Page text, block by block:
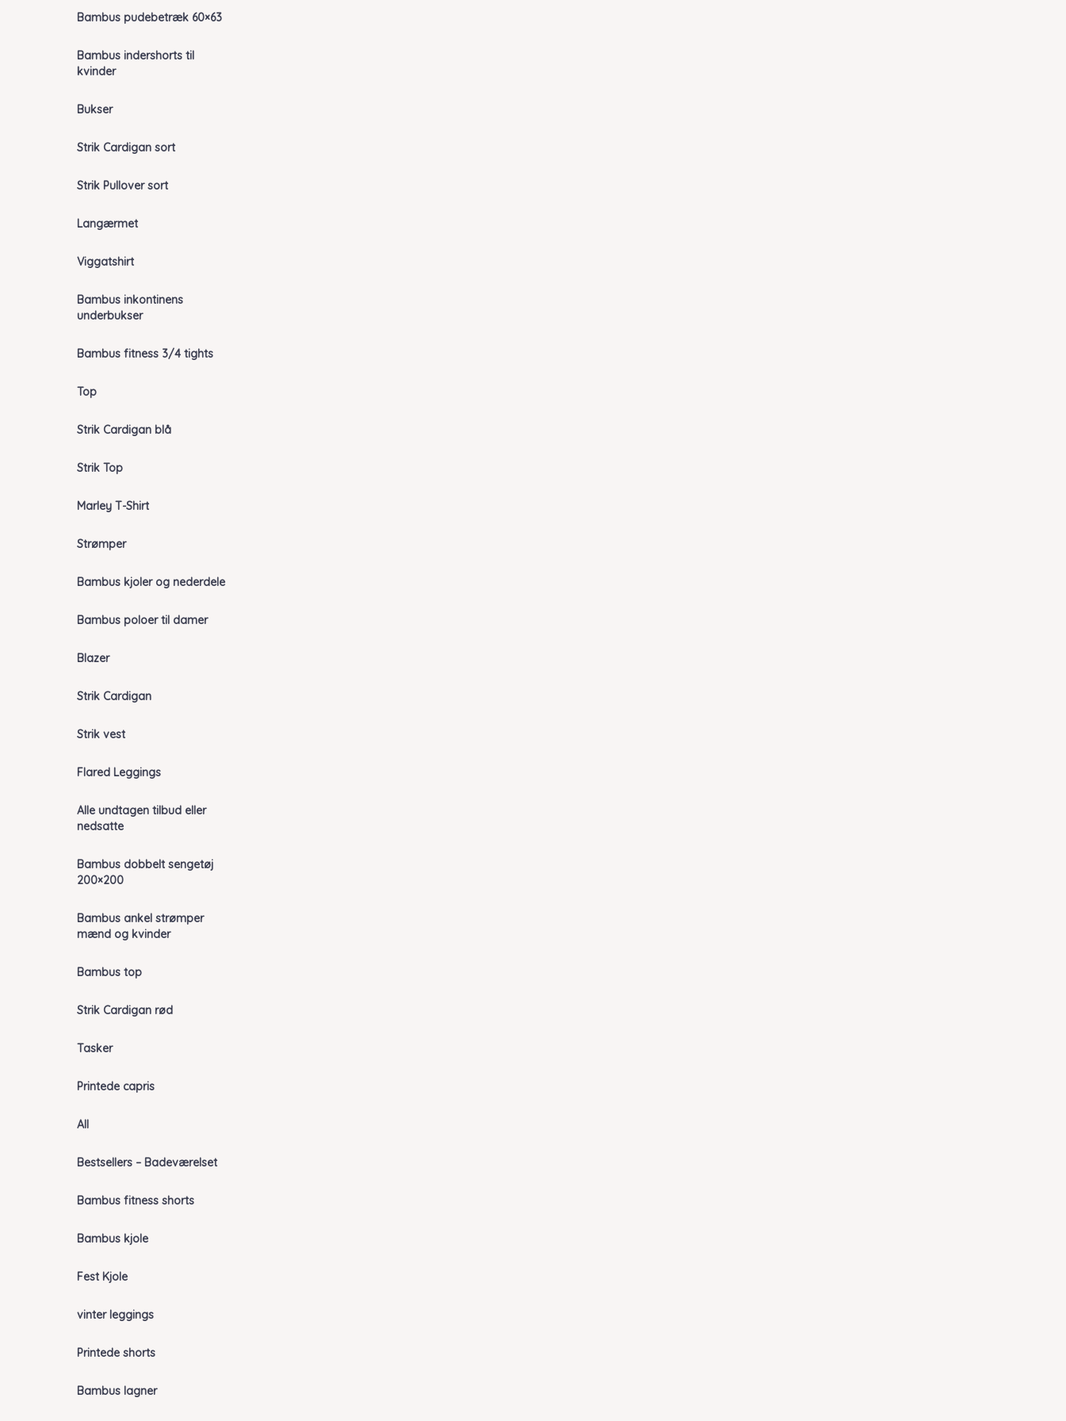
Bambus pudebetræk 60×63
Bambus indershorts til
kvinder
Bukser
Strik Cardigan sort
Strik Pullover sort
Langærmet
Viggatshirt
Bambus inkontinens
underbukser
Bambus fitness 3/4 tights
Top
Strik Cardigan blå
Strik Top
Marley T-Shirt
Strømper
Bambus kjoler og nederdele
Bambus poloer til damer
Blazer
Strik Cardigan
Strik vest
Flared Leggings
Alle undtagen tilbud eller
nedsatte
Bambus dobbelt sengetøj
200×200
Bambus ankel strømper
mænd og kvinder
Bambus top
Strik Cardigan rød
Tasker
Printede capris
All
Bestsellers – Badeværelset
Bambus fitness shorts
Bambus kjole
Fest Kjole
vinter leggings
Printede shorts
Bambus lagner